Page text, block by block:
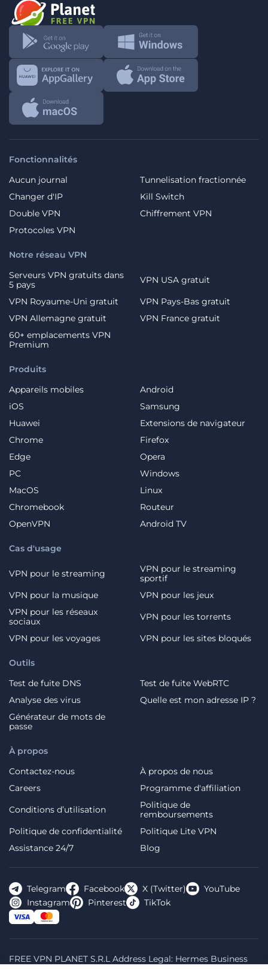
Fonctionnalités
Aucun journal
Tunnelisation fractionnée
Changer d'IP
Kill Switch
Double VPN
Chiffrement VPN
Protocoles VPN
Produits
Appareils mobiles
Android
iOS
Samsung
Huawei
Extensions de navigateur
Chrome
Firefox
Edge
Opera
PC
Windows
MacOS
Linux
Chromebook
Routeur
OpenVPN
Android TV
Cas d'usage
VPN pour le streaming
VPN pour le streaming
sportif
VPN pour la musique
VPN pour les jeux
VPN pour les réseaux
sociaux
VPN pour les torrents
VPN pour les voyages
VPN pour les sites bloqués
À propos
Contactez-nous
À propos de nous
Careers
Programme d'affiliation
Conditions d’utilisation
Politique de
remboursements
Politique de confidentialité
Politique Lite VPN
Assistance 24/7
Blog
Notre réseau VPN
Serveurs VPN gratuits dans
5 pays
VPN USA gratuit
VPN Royaume-Uni gratuit
VPN Pays-Bas gratuit
VPN Allemagne gratuit
VPN France gratuit
60+ emplacements VPN
Premium
Outils
Test de fuite DNS
Test de fuite WebRTC
Analyse des virus
Quelle est mon adresse IP ?
Générateur de mots de
passe
Telegram Facebook X (Twitter)
YouTube
Instagram
Pinterest TikTok
FREE VPN PLANET S.R.L Address Legal: Hermes Business